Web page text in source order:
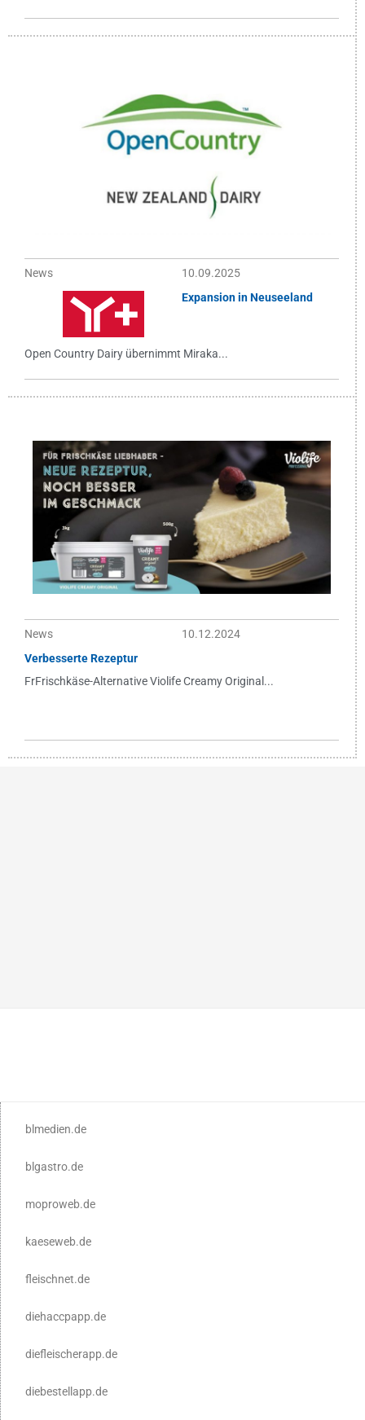
News
10.09.2025
Expansion in Neuseeland
Open Country Dairy übernimmt Miraka...
News
10.12.2024
Verbesserte Rezeptur
FrFrischkäse-Alternative Violife Creamy Original...
blmedien.de
blgastro.de
moproweb.de
kaeseweb.de
fleischnet.de
diehaccpapp.de
diefleischerapp.de
diebestellapp.de